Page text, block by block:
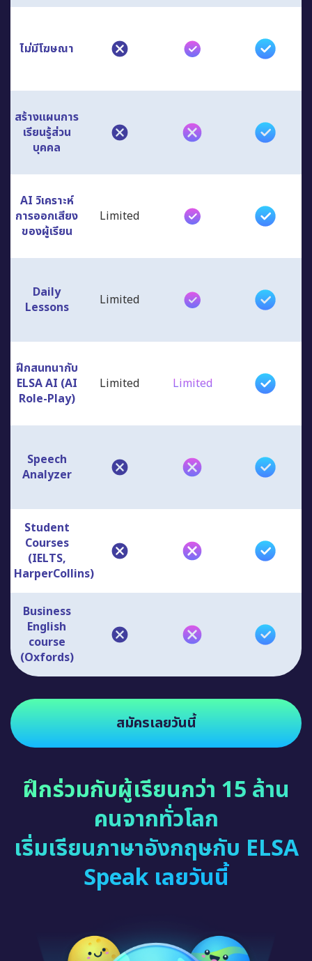
ไม่มีโฆษณา
สร้างแผนการ
เรียนรู้ส่วน
บุคคล
AI วิเคราะห์
การออกเสียง
ของผู้เรียน
Limited
Daily
Lessons
Limited
ฝึกสนทนากับ
ELSA AI (AI
Role-Play)
Limited Limited
Speech
Analyzer
Student
Courses
(IELTS,
HarperCollins)
Business
English
course
(Oxfords)
สมัครเลยวันนี้
ฝึกร่วมกับผู้เรียนกว่า 15 ล้าน
คนจากทั่วโลก
เริ่มเรียนภาษาอังกฤษกับ ELSA
Speak เลยวันนี้